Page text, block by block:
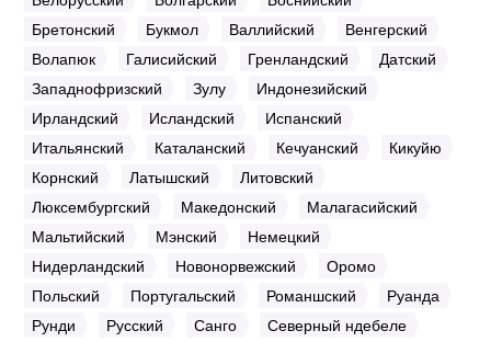
Бретонский
Букмол Валлийский
Венгерский
Волапюк
Галисийский Гренландский
Датский
Западнофризский
Зулу
Индонезийский
Ирландский
Исландский
Испанский
Итальянский
Каталанский Кечуанский
Кикуйю
Корнский
Латышский
Литовский
Люксембургский
Македонский
Малагасийский
Мальтийский
Мэнский
Немецкий
Нидерландский
Новонорвежский
Оромо
Польский
Португальский Романшский
Руанда
Рунди
Русский Санго
Северный ндебеле